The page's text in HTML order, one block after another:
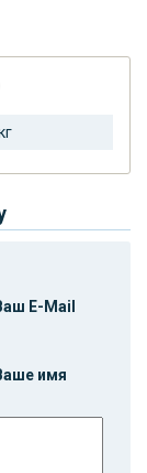
E-Mail
имя